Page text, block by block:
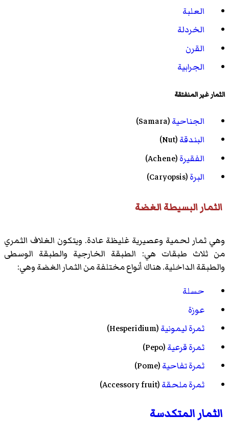
العلبة
الخردلة
القرن
الجرابية
الثمار غير المنفتقة
الجناحية(
Samara
)‏
البندقة(
Nut
)‏
الفقيرة(
Achene
)‏
البرة(
Caryopsis
)‏
الثمار البسيطة الغضة
وهي ثمار لحمية وعصيرية غليظة عادة. ويتكون الغلاف الثمري
من ثلاث طبقات هي: الطبقة الخارجية والطبقة الوسطى
والطبقة الداخلية. هناك أنواع مختلفة من الثمار الغضة وهي:
حسلة
عوزة
ثمرة ليمونية(
Hesperidium
)‏
ثمرة قرعية(
Pepo
)‏
ثمرة تفاحية(
Pome
)‏
ثمرة ملحقة(
Accessory fruit
)‏
الثمار المتكدسة